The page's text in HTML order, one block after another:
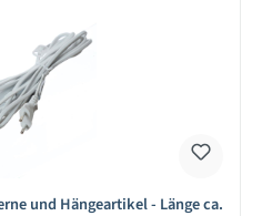
und Hängeartikel - Länge ca.